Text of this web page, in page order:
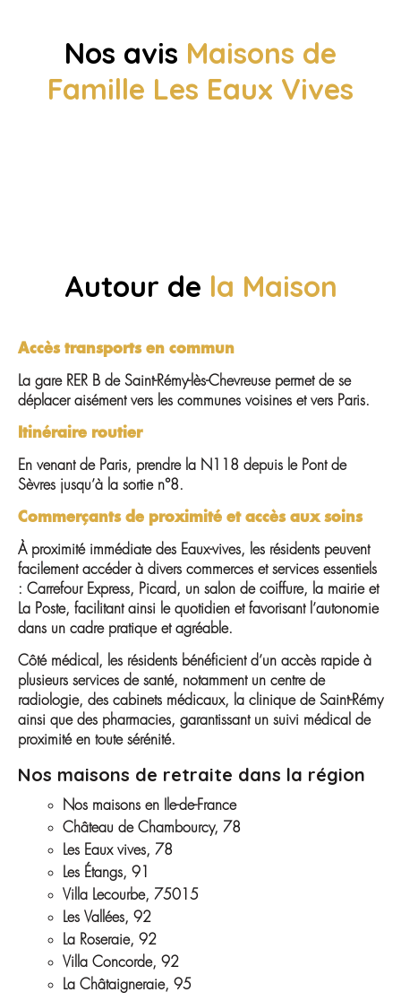
Nos avis Maisons de
Famille Les Eaux Vives
Autour de la Maison
Accès transports en commun
La gare RER B de Saint-Rémy-lès-Chevreuse permet de se
déplacer aisément vers les communes voisines et vers Paris.
Itinéraire routier
En venant de Paris, prendre la N118 depuis le Pont de
Sèvres jusqu’à la sortie n°8.
Commerçants de proximité et accès aux soins
À proximité immédiate des Eaux-vives, les résidents peuvent
facilement accéder à divers commerces et services essentiels
: Carrefour Express, Picard, un salon de coiffure, la mairie et
La Poste, facilitant ainsi le quotidien et favorisant l’autonomie
dans un cadre pratique et agréable.
Côté médical, les résidents bénéficient d’un accès rapide à
plusieurs services de santé, notamment un centre de
radiologie, des cabinets médicaux, la clinique de Saint-Rémy
ainsi que des pharmacies, garantissant un suivi médical de
proximité en toute sérénité.
Nos maisons de retraite dans la région
Nos maisons en Ile-de-France
Château de Chambourcy, 78
Les Eaux vives, 78
Les Étangs, 91
Villa Lecourbe, 75015
Les Vallées, 92
La Roseraie, 92
Villa Concorde, 92
La Châtaigneraie, 95